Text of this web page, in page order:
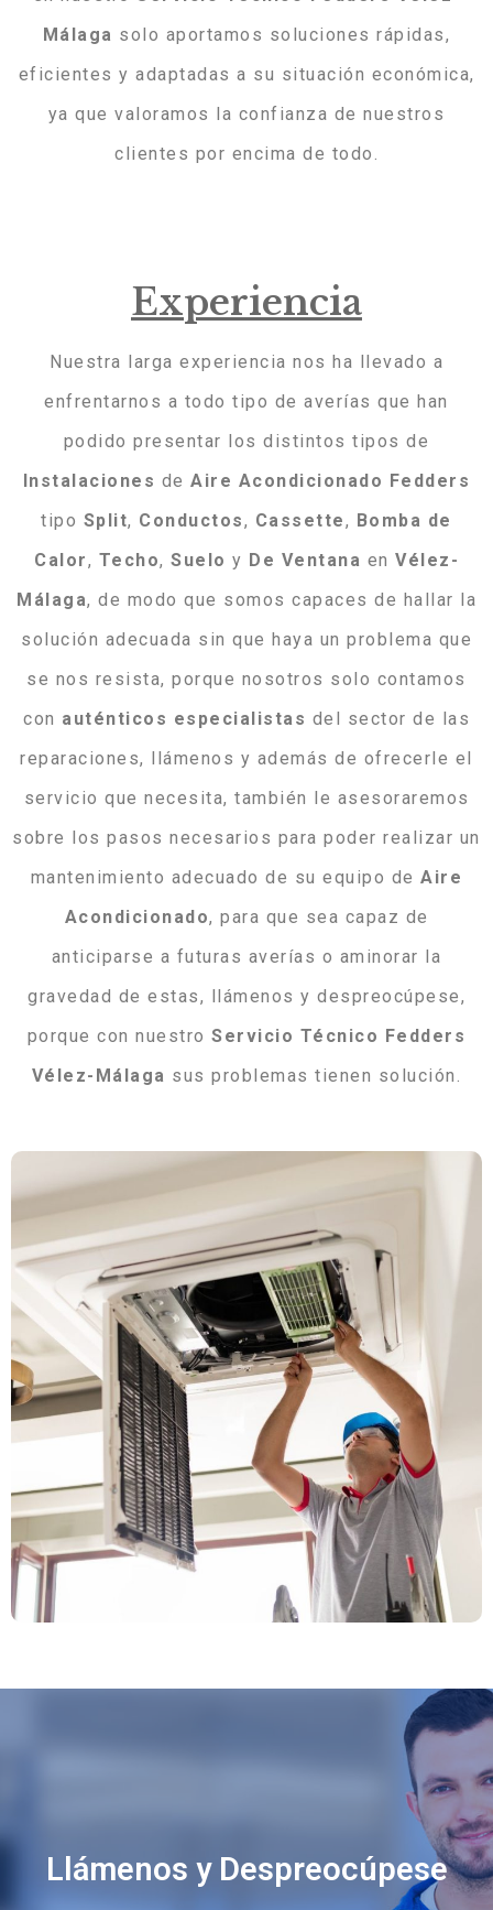
Málaga solo aportamos soluciones rápidas,
eficientes y adaptadas a su situación económica,
ya que valoramos la confianza de nuestros
clientes por encima de todo.
Experiencia
Nuestra larga experiencia nos ha llevado a
enfrentarnos a todo tipo de averías que han
podido presentar los distintos tipos de
Instalaciones deAire Acondicionado Fedders
tipo Split, Conductos, Cassette, Bomba de
Calor, Techo, Suelo y De Ventana en Vélez-
Málaga, de modo que somos capaces de hallar la
solución adecuada sin que haya un problema que
se nos resista, porque nosotros solo contamos
con auténticos especialistas del sector de las
reparaciones, llámenos y además de ofrecerle el
servicio que necesita, también le asesoraremos
sobre los pasos necesarios para poder realizar un
mantenimiento adecuado de su equipo deAire
Acondicionado, para que sea capaz de
anticiparse a futuras averías o aminorar la
gravedad de estas, llámenos y despreocúpese,
porque con nuestroServicio Técnico Fedders
Vélez-Málaga sus problemas tienen solución.
Llámenos y Despreocúpese